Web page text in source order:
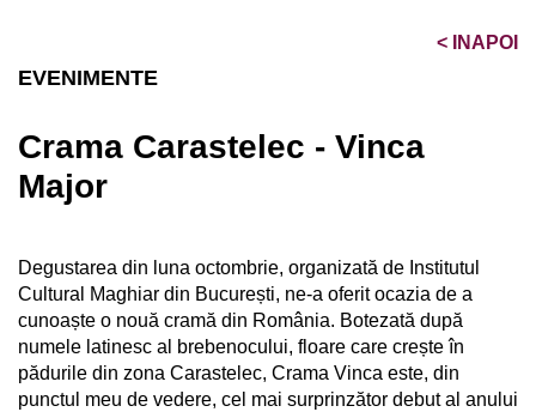
< INAPOI
EVENIMENTE
Crama Carastelec - Vinca
Major
Degustarea din luna octombrie, organizată de Institutul
Cultural Maghiar din București, ne-a oferit ocazia de a
cunoaște o nouă cramă din România. Botezată după
numele latinesc al brebenocului, floare care crește în
pădurile din zona Carastelec, Crama Vinca este, din
punctul meu de vedere, cel mai surprinzător debut al anului